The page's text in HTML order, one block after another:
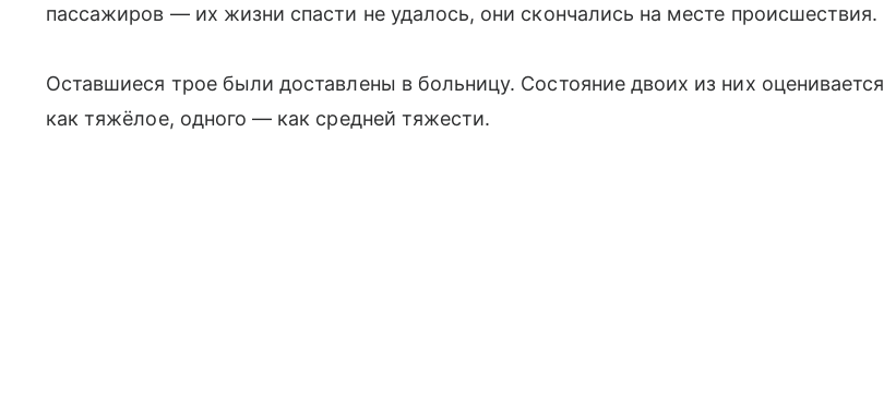
пассажиров — их жизни спасти не удалось, они скончались на месте происшествия.
Оставшиеся трое были доставлены в больницу. Состояние двоих из них оценивается
как тяжёлое, одного — как средней тяжести.